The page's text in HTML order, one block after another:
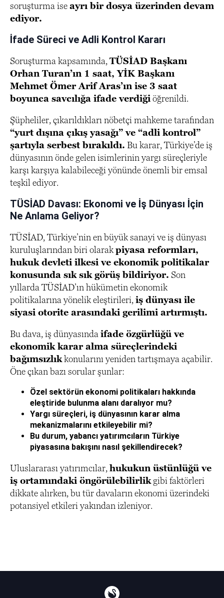
soruşturma iseayrı bir dosya üzerinden devam
ediyor.
İfade Süreci ve Adli Kontrol Kararı
Soruşturma kapsamında,TÜSİAD Başkanı
Orhan Turan’ın 1 saat, YİK Başkanı
Mehmet Ömer Arif Aras’ın ise 3 saat
boyunca savcılığa ifade verdiğiöğrenildi.
Şüpheliler, çıkarıldıkları nöbetçi mahkeme tarafından
“yurt dışına çıkış yasağı” ve “adli kontrol”
şartıyla serbest bırakıldı. Bu karar, Türkiye’de iş
dünyasının önde gelen isimlerinin yargı süreçleriyle
karşı karşıya kalabileceği yönünde önemli bir emsal
teşkil ediyor.
TÜSİAD Davası: Ekonomi ve İş Dünyası İçin
Ne Anlama Geliyor?
TÜSİAD, Türkiye’nin en büyük sanayi ve iş dünyası
kuruluşlarından biri olarakpiyasa reformları,
hukuk devleti ilkesi ve ekonomik politikalar
konusunda sık sık görüş bildiriyor. Son
yıllarda TÜSİAD’ın hükümetin ekonomik
politikalarına yönelik eleştirileri,iş dünyası ile
siyasi otorite arasındaki gerilimi artırmıştı.
Bu dava, iş dünyasındaifade özgürlüğü ve
ekonomik karar alma süreçlerindeki
bağımsızlıkkonularını yeniden tartışmaya açabilir.
Öne çıkan bazı sorular şunlar:
Özel sektörün ekonomi politikaları hakkında
eleştiride bulunma alanı daralıyor mu?
Yargı süreçleri, iş dünyasının karar alma
mekanizmalarını etkileyebilir mi?
Bu durum, yabancı yatırımcıların Türkiye
piyasasına bakışını nasıl şekillendirecek?
Uluslararası yatırımcılar,hukukun üstünlüğü ve
iş ortamındaki öngörülebilirlikgibi faktörleri
dikkate alırken, bu tür davaların ekonomi üzerindeki
potansiyel etkileri yakından izleniyor.